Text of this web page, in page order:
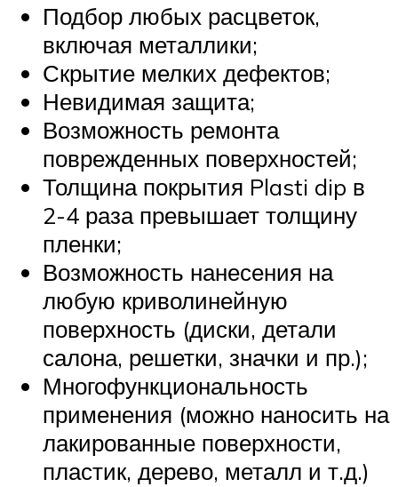
Подбор любых расцветок,
включая металлики;
Скрытие мелких дефектов;
Невидимая защита;
Возможность ремонта
поврежденных поверхностей;
Толщина покрытия Plasti dip в
2-4 раза превышает толщину
пленки;
Возможность нанесения на
любую криволинейную
поверхность (диски, детали
салона, решетки, значки и пр.);
Многофункциональность
применения (можно наносить на
лакированные поверхности,
пластик, дерево, металл и т.д.)